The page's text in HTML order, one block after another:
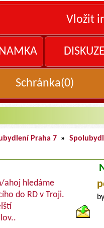
Vložit
Schránka(0)
Praha 7 »
ahoj hledáme
do RD v Troji.